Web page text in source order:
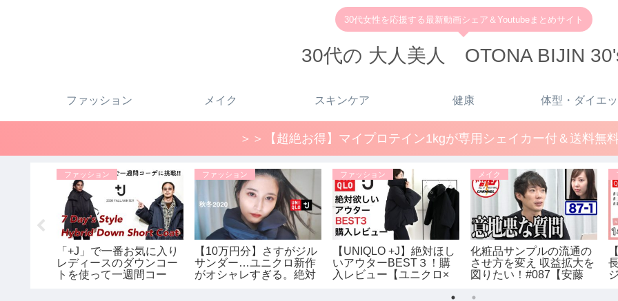
30代女性を応援する最新動画シェア＆Youtubeまとめサイト
30代の 大人美人 OTONA BIJIN
ファッション メイク スキンケア 健康 体型・ダイエッ
＞＞【超絶お得】マイプロテイン1kgが専用シェイカー付＆送料無
ファッション
「+J」で一番お気に入り
レディースのダウンコー
トを使って一週間コー
ファッション
【10万円分】さすがジル
サンダー…ユニクロ新作
がオシャレすぎる。絶対
ファッション
【UNIQLO +J】絶対ほし
いアウターBEST３！購
入レビュー【ユニクロ×
メイク
化粧品サンプルの流通の
させ方を変え 収益拡大を
図りたい！#087【安藤